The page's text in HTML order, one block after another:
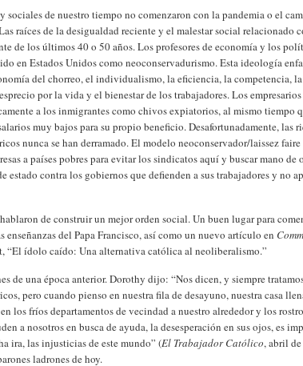
sociales de nuestro tiempo no comenzaron con la pandemia o el
raíces de la desigualdad reciente y el malestar social relacionado
de los últimos 40 o 50 años. Los profesores de economía y los
en Estados Unidos como neoconservadurismo. Esta ideología
del chorreo, el individualismo, la eficiencia, la competencia, la
por la vida y el bienestar de los trabajadores. Los
a los inmigrantes como chivos expiatorios, al mismo tiempo
muy bajos para su propio beneficio. Desafortunadamente, las
nunca se han derramado. El modelo neoconservador/laissez faire
a países pobres para evitar los sindicatos aquí y buscar mano de
estado contra los gobiernos que defienden a sus trabajadores y no
de construir un mejor orden social. Un buen lugar para
enseñanzas del Papa Francisco, así como un nuevo artículo en
“El ídolo caído: Una alternativa católica al neoliberalismo.”
de una época anterior. Dorothy dijo: “Nos dicen, y siempre
pero cuando pienso en nuestra fila de desayuno, nuestra casa
los fríos departamentos de vecindad a nuestro alrededor y los
a nosotros en busca de ayuda, la desesperación en sus ojos, es
ira, las injusticias de este mundo” (El Trabajador Católico, abril
ladrones de hoy.